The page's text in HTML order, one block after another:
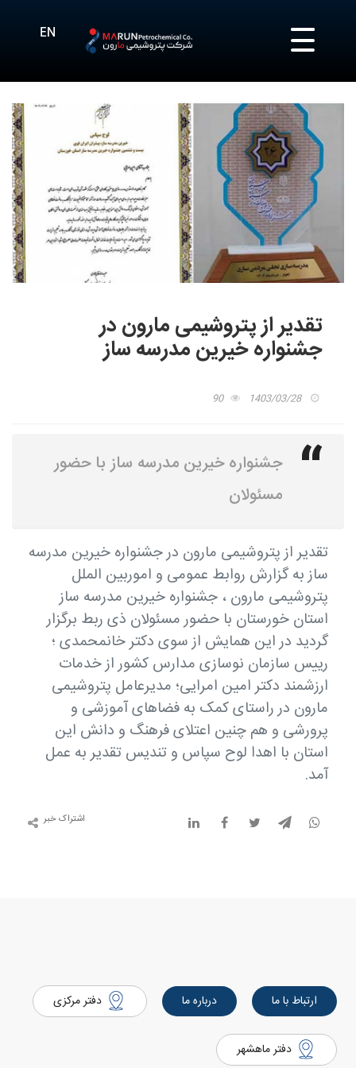
تقدیر از پتروشیمی مارون در
جشنواره خیرین مدرسه ساز
1403/03/28
90
جشنواره خیرین مدرسه ساز با حضور
مسئولان
تقدیر از پتروشیمی مارون در جشنواره خیرین مدرسه
ساز به گزارش روابط عمومی و اموربین الملل
پتروشیمی مارون ، جشنواره خیرین مدرسه ساز
استان خورستان با حضور مسئولان ذی ربط برگزار
گردید در این همایش از سوی دکتر خانمحمدی ؛
رییس سازمان نوسازی مدارس کشور از خدمات
ارزشمند دکتر امین امرایی؛ مدیرعامل پتروشیمی
مارون در راستای کمک به فضاهای آموزشی و
پرورشی و هم چنین اعتلای فرهنگ و دانش این
استان با اهدا لوح سپاس و تندیس تقدیر به عمل
آمد.
اشتراک خبر
ارتباط با ما درباره ما دفتر مرکزی
دفتر ماهشهر